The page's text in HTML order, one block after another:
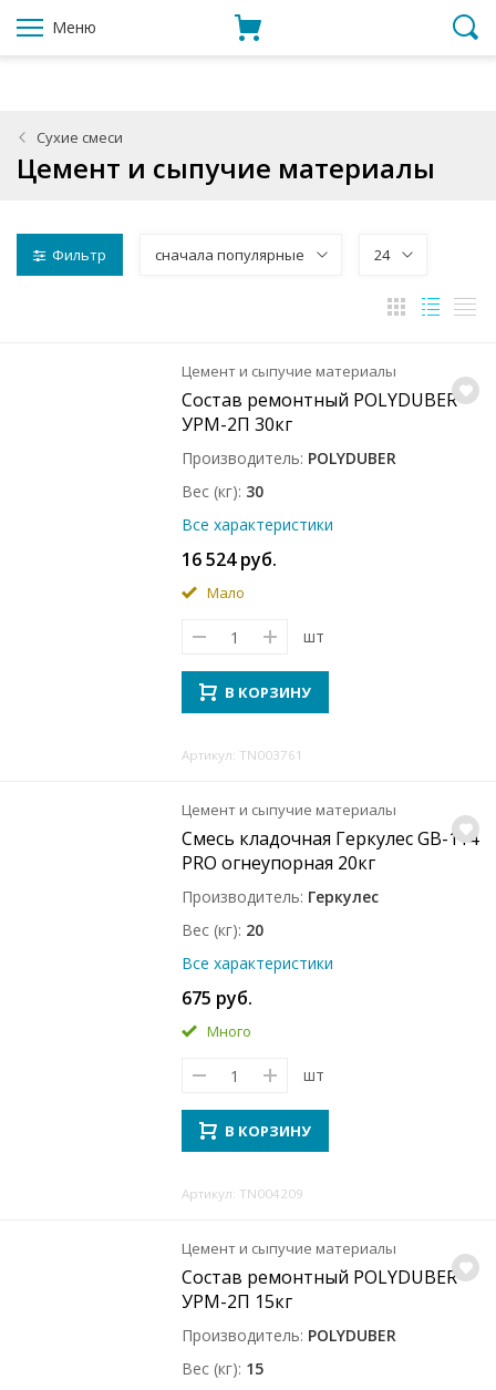
Меню
Сухие смеси
Цемент и сыпучие материалы
Фильтр сначала популярные 24
Цемент и сыпучие материалы
Состав ремонтный POLYDUBER
УРМ-2П 30кг
Производитель POLYDUBER
Вес (кг) 30
Все характеристики
16 524 руб.
Мало
шт
В КОРЗИНУ
Артикул: TN003761
Цемент и сыпучие материалы
Смесь кладочная Геркулес GB-114
PRO огнеупорная 20кг
Производитель Геркулес
Вес (кг) 20
Все характеристики
675 руб.
Много
шт
В КОРЗИНУ
Артикул: TN004209
Цемент и сыпучие материалы
Состав ремонтный POLYDUBER
УРМ-2П 15кг
Производитель POLYDUBER
Вес (кг) 15